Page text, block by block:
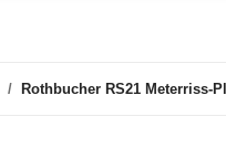
Rothbucher RS21 Meterriss-